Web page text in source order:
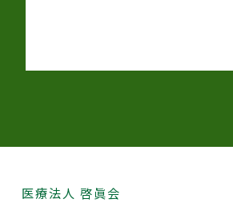
医療法人 啓眞会